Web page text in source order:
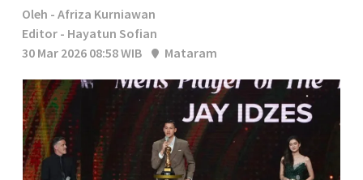
Oleh - Afriza Kurniawan
Editor - Hayatun Sofian
30 Mar 2026 08:58 WIB
Mataram